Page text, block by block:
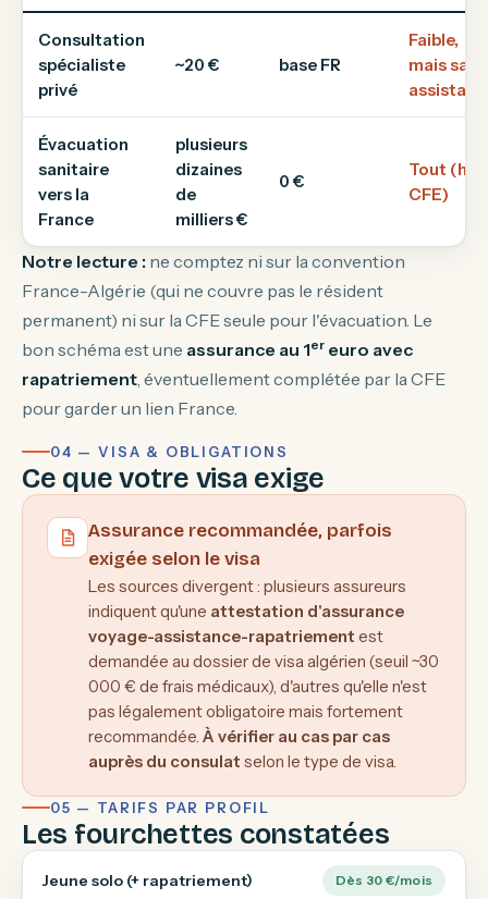
Consultation
spécialiste
privé
~20 € base FR
Faible,
mais sans
Évacuation
sanitaire
vers la
France
plusieurs
dizaines
de
milliers €
0 €
Tout
CFE)
Notre lecture : ne comptez ni sur la convention
France-Algérie (qui ne couvre pas le résident
permanent) ni sur la CFE seule pour l'évacuation. Le
bon schéma est une assurance au 1er euro avec
rapatriement, éventuellement complétée par la CFE
pour garder un lien France.
04 — VISA & OBLIGATIONS
Ce que votre visa exige
Assurance recommandée, parfois
exigée selon le visa
Les sources divergent : plusieurs assureurs
indiquent qu'une attestation d'assurance
voyage-assistance-rapatriement est
demandée au dossier de visa algérien (seuil ~30
000 € de frais médicaux), d'autres qu'elle n'est
pas légalement obligatoire mais fortement
recommandée. À vérifier au cas par cas
auprès du consulat selon le type de visa.
05 — TARIFS PAR PROFIL
Les fourchettes constatées
Jeune solo (+ rapatriement) Dès 30 €/mois